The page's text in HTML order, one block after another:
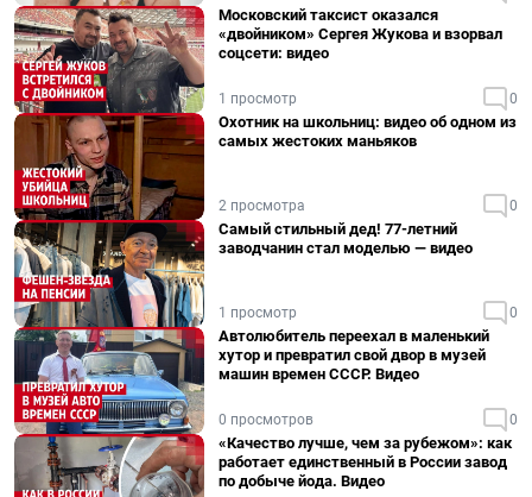
Московский таксист оказался
«двойником» Сергея Жукова и взорвал
соцсети: видео
1 просмотр 0
Охотник на школьниц: видео об одном из
самых жестоких маньяков
2 просмотра 0
Самый стильный дед! 77-летний
заводчанин стал моделью — видео
1 просмотр 0
Автолюбитель переехал в маленький
хутор и превратил свой двор в музей
машин времен СССР. Видео
0 просмотров 0
«Качество лучше, чем за рубежом»: как
работает единственный в России завод
по добыче йода. Видео